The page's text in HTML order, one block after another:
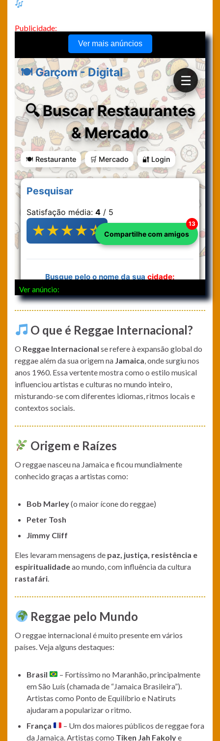
Publicidade:
Ver anúncio:
O que é Reggae Internacional?
O Reggae Internacional se refere à expansão global do
reggae além da sua origem na Jamaica , onde surgiu nos
anos 1960. Essa vertente mostra como o estilo musical
influenciou artistas e culturas no mundo inteiro,
misturando-se com diferentes idiomas, ritmos locais e
contextos sociais.
Origem e Raízes
O reggae nasceu na Jamaica e ficou mundialmente
conhecido graças a artistas como:
Bob Marley(o maior ícone do reggae)
Peter Tosh
Jimmy Cliff
Eles levaram mensagens de paz, justiça, resistência e
espiritualidadeao mundo, com influência da cultura
rastafári
Reggae pelo Mundo
O reggae internacional é muito presente em vários
países. Veja alguns destaques:
Brasil
– Fortíssimo no Maranhão, principalmente
em São Luís (chamada de “Jamaica Brasileira”).
Artistas como Ponto de Equilíbrio e Natiruts
ajudaram a popularizar o ritmo.
França
– Um dos maiores públicos de reggae fora
da Jamaica. Artistas como Tiken Jah Fakolye